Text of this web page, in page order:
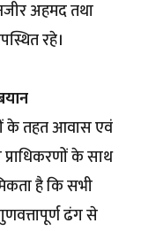
अहमद तथा
रहे।
के तहत आवास एवं
के साथ
है कि सभी
ढंग से